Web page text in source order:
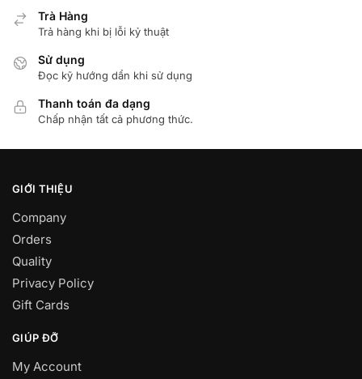
Trà Hàng
Trả hàng khi bị lỗi kỷ thuật
Sử dụng
Đọc kỹ hướng dẩn khi sử dụng
Thanh toán đa dạng
Chấp nhận tất cả phương thức.
GIỚI THIỆU
Company
Orders
Quality
Privacy Policy
Gift Cards
GIÚP ĐỠ
My Account